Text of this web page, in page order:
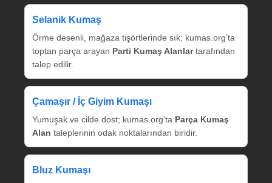
Selanik Kumaş
Örme desenli, mağaza tişörtlerinde sık; kumas.org’ta
toptan parça arayan Parti Kumaş Alanlartarafından
talep edilir.
Çamaşır / İç Giyim Kumaşı
Yumuşak ve cilde dost; kumas.org’ta Parça Kumaş
Alan taleplerinin odak noktalarından biridir.
Bluz Kumaşı